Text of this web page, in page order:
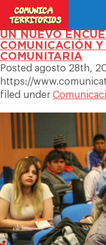
MONTHLY
2024
UN NUEVO
COMUNICACIÓN
COMUNITARIA
Posted agosto 28th,
https://
filed under